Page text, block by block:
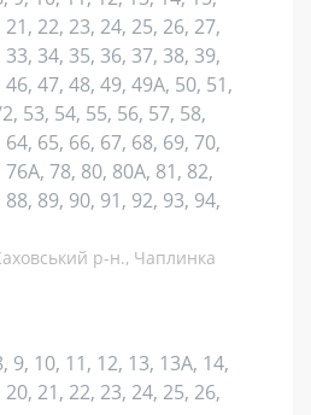
22, 23, 24, 25, 26, 27,
34, 35, 36, 37, 38, 39,
47, 48, 49, 49А, 50, 51,
53, 54, 55, 56, 57, 58,
65, 66, 67, 68, 69, 70,
78, 80, 80А, 81, 82,
89, 90, 91, 92, 93, 94,
р-н., Чаплинка
9, 10, 11, 12, 13, 13А, 14,
21, 22, 23, 24, 25, 26,